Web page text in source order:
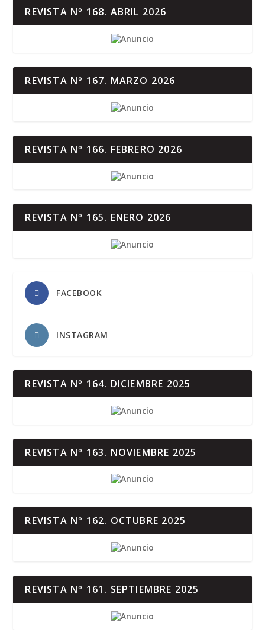
REVISTA Nº 168. ABRIL 2026
REVISTA Nº 167. MARZO 2026
REVISTA Nº 166. FEBRERO 2026
REVISTA Nº 165. ENERO 2026
FACEBOOK
INSTAGRAM
REVISTA Nº 164. DICIEMBRE 2025
REVISTA Nº 163. NOVIEMBRE 2025
REVISTA Nº 162. OCTUBRE 2025
REVISTA Nº 161. SEPTIEMBRE 2025